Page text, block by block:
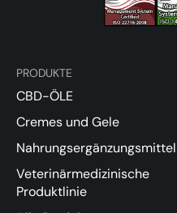
PRODUKTE
CBD-ÖLE
Cremes und Gele
Nahrungsergänzungsmittel
Veterinärmedizinische
Produktlinie